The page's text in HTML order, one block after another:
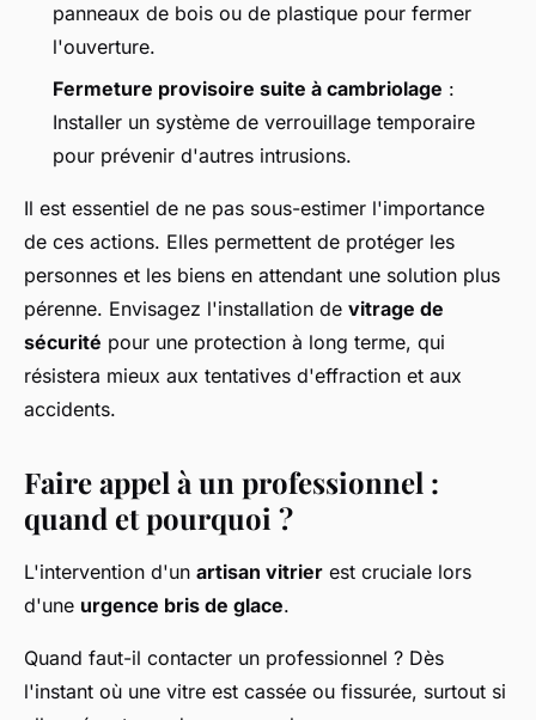
panneaux de bois ou de plastique pour fermer
l'ouverture.
Fermeture provisoire suite à cambriolage :
Installer un système de verrouillage temporaire
pour prévenir d'autres intrusions.
Il est essentiel de ne pas sous-estimer l'importance
de ces actions. Elles permettent de protéger les
personnes et les biens en attendant une solution plus
pérenne. Envisagez l'installation de vitrage de
sécurité pour une protection à long terme, qui
résistera mieux aux tentatives d'effraction et aux
accidents.
Faire appel à un professionnel :
quand et pourquoi ?
L'intervention d'un artisan vitrier est cruciale lors
d'une urgence bris de glace.
Quand faut-il contacter un professionnel ? Dès
l'instant où une vitre est cassée ou fissurée, surtout si